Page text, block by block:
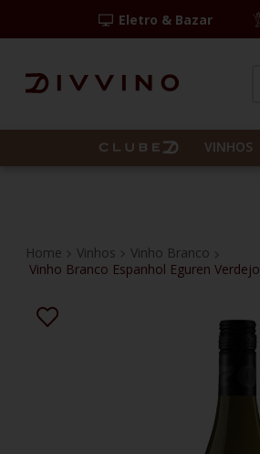
Eletro & Bazar
VINHOS
Vinhos
Vinho Branco
Vinho Branco Espanhol Eguren Verdejo